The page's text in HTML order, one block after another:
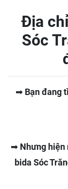
Địa
Sóc
➡ Bạn đang
➡ Nhưng hiện
bida Sóc